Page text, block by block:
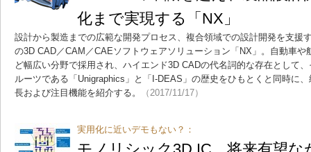
化まで実現する「NX」
設計から製造までの広範な開発プロセス、複合領域での設計開発を支援
の3D CAD／CAM／CAEソフトウェアソリューション「NX」。自動車
ど幅広い分野で採用され、ハイエンド3D CADの代名詞的な存在として
ルーツである「Unigraphics」と「I-DEAS」の歴史をひもとくと同時に
長および注目機能を紹介する。
（2017/11/17）
実用化に近いデモもない？：